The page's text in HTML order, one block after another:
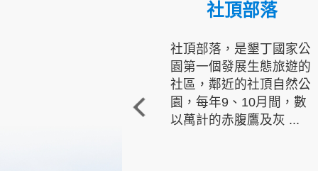
社頂部落
社頂部落，是墾丁國家公
園第一個發展生態旅遊的
社區，鄰近的社頂自然公
園，每年9、10月間，數
以萬計的赤腹鷹及灰 ...